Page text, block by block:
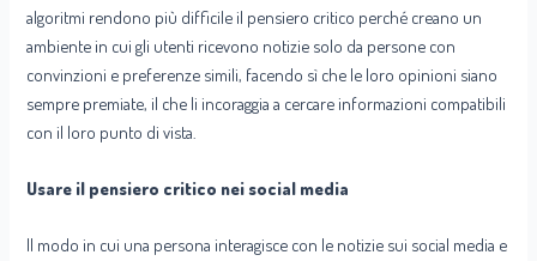
algoritmi rendono più difficile il pensiero critico perché creano un
ambiente in cui gli utenti ricevono notizie solo da persone con
convinzioni e preferenze simili, facendo sì che le loro opinioni siano
sempre premiate, il che li incoraggia a cercare informazioni compatibili
con il loro punto di vista.
Usare il pensiero critico nei social media
Il modo in cui una persona interagisce con le notizie sui social media e